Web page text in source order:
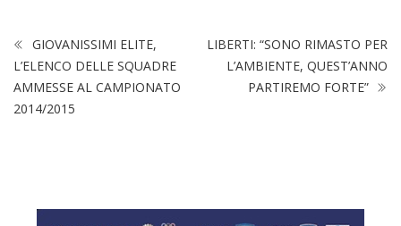
GIOVANISSIMI ELITE,
L’ELENCO DELLE SQUADRE
AMMESSE AL CAMPIONATO
2014/2015
LIBERTI: “SONO RIMASTO PER
L’AMBIENTE, QUEST’ANNO
PARTIREMO FORTE”